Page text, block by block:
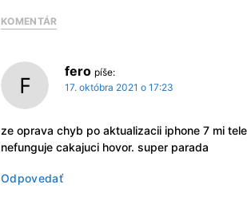
KOMENTÁR
fero píše:
17. októbra 2021 o 17:23
ze oprava chyb po aktualizacii iphone 7 mi
nefunguje cakajuci hovor. super parada
Odpovedať